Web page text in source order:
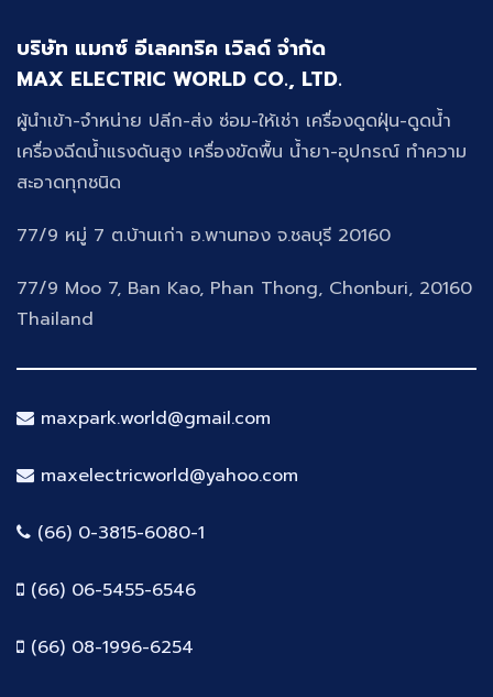
บริษัท แมกซ์ อีเลคทริค เวิลด์ จำกัด
MAX ELECTRIC WORLD CO., LTD.
ผู้นำเข้า-จำหน่าย ปลีก-ส่ง ซ่อม-ให้เช่า เครื่องดูดฝุ่น-ดูดน้ำ
เครื่องฉีดน้ำแรงดันสูง เครื่องขัดพื้น น้ำยา-อุปกรณ์ ทำความ
สะอาดทุกชนิด
77/9 หมู่ 7 ต.บ้านเก่า อ.พานทอง จ.ชลบุรี 20160
77/9 Moo 7, Ban Kao, Phan Thong, Chonburi, 20160
Thailand
maxpark.world@gmail.com
maxelectricworld@yahoo.com
(66) 0-3815-6080-1
(66) 06-5455-6546
(66) 08-1996-6254